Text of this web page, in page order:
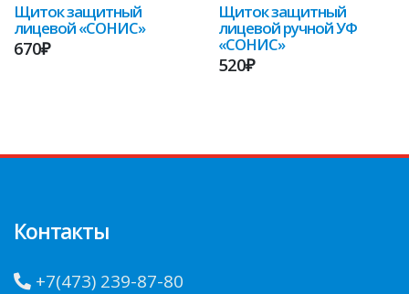
Щиток защитный
лицевой «СОНИС»
670₽
Щиток защитный
лицевой ручной УФ
«СОНИС»
520₽
Контакты
+7(473) 239-87-80